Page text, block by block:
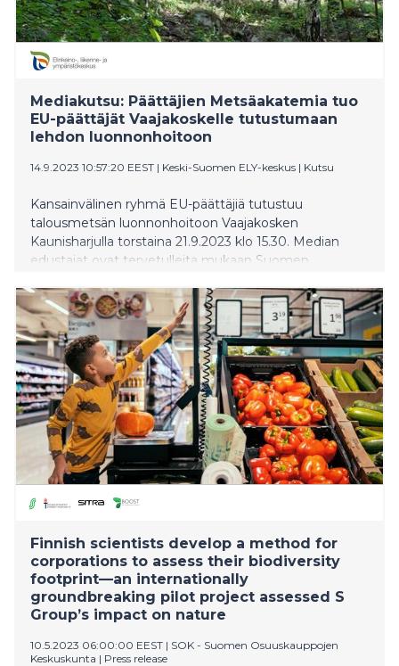
Mediakutsu: Päättäjien Metsäakatemia tuo
EU-päättäjät Vaajakoskelle tutustumaan
lehdon luonnonhoitoon
14.9.2023 10:57:20 EEST | Keski-Suomen ELY-keskus | Kutsu
Kansainvälinen ryhmä EU-päättäjiä tutustuu
talousmetsän luonnonhoitoon Vaajakosken
Kaunisharjulla torstaina 21.9.2023 klo 15.30. Median
edustajat ovat tervetulleita mukaan Suomen
keskuksen, Jyväskylän kaupungin ja Metsäkeskuksen
kanssa järjestämälle vierailukohteelle.
Finnish scientists develop a method for
corporations to assess their biodiversity
footprint—an internationally
groundbreaking pilot project assessed S
Group’s impact on nature
10.5.2023 06:00:00 EEST | SOK - Suomen Osuuskauppojen
Keskuskunta | Press release